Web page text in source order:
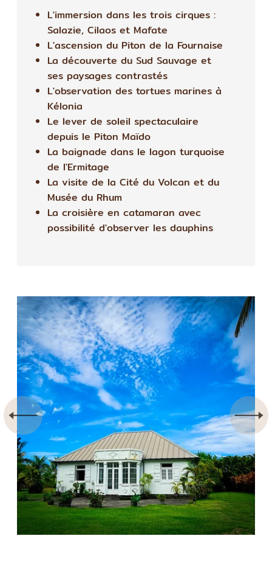
L'immersion dans les trois cirques :
Salazie, Cilaos et Mafate
L'ascension du Piton de la Fournaise
La découverte du Sud Sauvage et
ses paysages contrastés
L'observation des tortues marines à
Kélonia
Le lever de soleil spectaculaire
depuis le Piton Maïdo
La baignade dans le lagon turquoise
de l'Ermitage
La visite de la Cité du Volcan et du
Musée du Rhum
La croisière en catamaran avec
possibilité d'observer les dauphins